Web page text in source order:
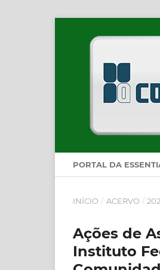
PORTAL DA
INÍCIO / ACERVO /
Ações de
Instituto